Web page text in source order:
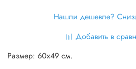
Нашли дешевле?
Добавить в
Размер: 60х49 см.